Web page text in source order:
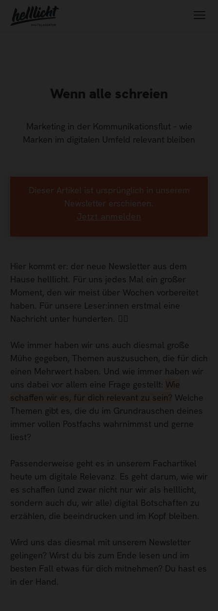
Wenn alle schreien
Marketing in der Kommunikationsflut – wie
Marken im digitalen Umfeld relevant bleiben
Dieser Artikel ist ursprünglich in unserem
Newsletter erschienen.
Jetzt anmelden
Hier kommt er: der neue Newsletter aus dem
Hause helllicht. Für uns jedes Mal ein großer
Moment, den wir meist über Wochen vorbereitet
haben. Für unsere Leser:innen erstmal eine
Nachricht unter hunderten. 🤷‍♂️
Wie immer haben wir uns auch diesmal große
Mühe gegeben, Themen auszusuchen, die für dich
einen Mehrwert haben. Und wie immer haben wir
uns dabei vor allem eine Frage gestellt: Wie
schaffen wir es, für dich relevant zu sein? Welche
Themen gibt es, die du im Grundrauschen deines
immer vollen Postfachs wahrnimmst und gerne
liest?
Passenderweise geht es in unserem Fachartikel
heute um digitale Relevanz. Es geht darum, wie wir
es schaffen (und zwar nicht nur wir als helllicht,
sondern auch du, wir alle) digital Botschaften zu
erzählen, die beeindrucken und im Kopf bleiben.
Wird uns das diesmal mit unserem Newsletter
gelingen? Wirst du bis zum Ende lesen und im
besten Fall etwas für dich mitnehmen? Du hast es
in der Hand.